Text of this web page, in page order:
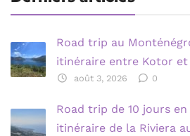
Road trip au
itinéraire entre Kotor
août 3, 2026 0
Road trip de 10 jours
itinéraire de la Riviera